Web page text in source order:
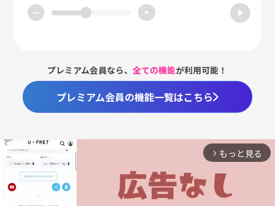
ー +
プレミアム会員なら、全ての機能が利用可能！
プレミアム会員の機能一覧はこちら
arrow_forward_ios もっと見る